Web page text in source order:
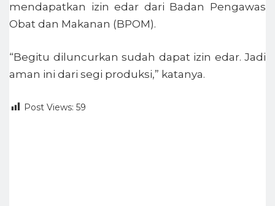
mendapatkan izin edar dari Badan Pengawas
Obat dan Makanan (BPOM).
“Begitu diluncurkan sudah dapat izin edar. Jadi
aman ini dari segi produksi,” katanya.
Post Views: 59